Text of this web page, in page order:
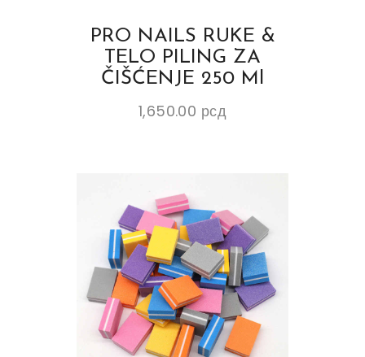
PRO NAILS RUKE &
TELO PILING ZA
ČIŠĆENJE 250 Ml
1,650.00 рсд